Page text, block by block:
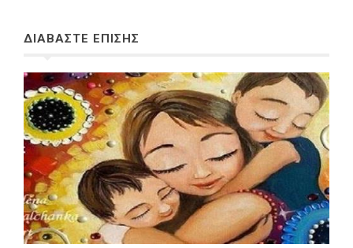
ΔΙΑΒΑΣΤΕ ΕΠΙΣΗΣ